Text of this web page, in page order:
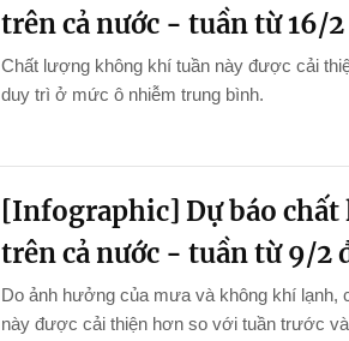
trên cả nước - tuần từ 16/
Chất lượng không khí tuần này được cải
duy trì ở mức ô nhiễm trung bình.
[Infographic] Dự báo
trên cả nước - tuần từ 9/2
Do ảnh hưởng của mưa và không khí lạnh,
này được cải thiện hơn so với tuần trước